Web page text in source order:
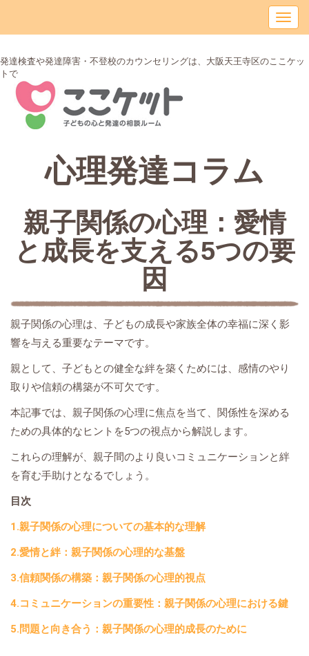
発達検査や発達障害・不登校のカウンセリングは、大阪天王寺区のここケッ
トで
心理発達コラム
親子関係の心理：愛情
と成長を支える5つの要
因
親子関係の心理は、子どもの成長や家族全体の幸福に深く影
響を与える重要なテーマです。
親として、子どもとの健全な絆を築くためには、感情のやり
取りや信頼の構築が不可欠です。
本記事では、親子関係の心理に焦点を当て、関係性を深める
ための具体的なヒントを5つの視点から解説します。
これらの理解が、親子間のより良いコミュニケーションと絆
を育む手助けとなるでしょう。
目次
1.親子関係の心理についての基本的な理解
2.愛情と絆：親子関係の心理的な基盤
3.信頼関係の構築：親子関係の心理的視点
4.コミュニケーションの重要性：親子関係の心理における鍵
5.問題と向き合う：親子関係の心理的成長のために